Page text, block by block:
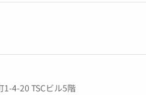
4-20 TSCビル5階